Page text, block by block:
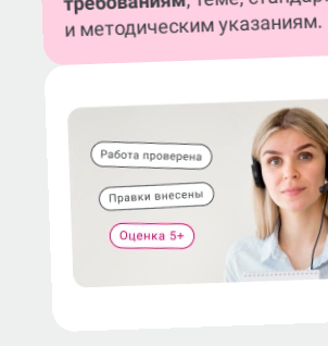
и методическим указаниям.